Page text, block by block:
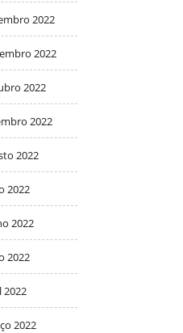
2022
2022
2022
2022
2022
2022
2022
2022
2022
2022